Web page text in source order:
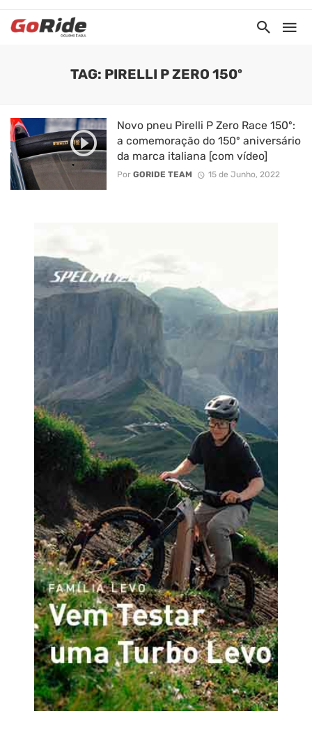
TAG: PIRELLI P ZERO 150º
Novo pneu Pirelli P Zero Race 150º:
a comemoração do 150º aniversário
da marca italiana [com vídeo]
Por GORIDE TEAM 15 de Junho, 2022